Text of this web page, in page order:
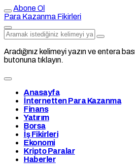
Abone Ol
Para Kazanma Fikirleri
Aradığınız kelimeyi yazın ve entera
butonuna tıklayın.
Anasayfa
İnternetten Para Kazanma
Finans
Yatırım
Borsa
İş Fikirleri
Ekonomi
Kripto Paralar
Haberler